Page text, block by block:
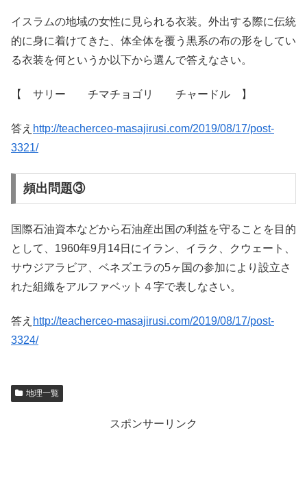
イスラムの地域の女性に見られる衣装。外出する際に伝統
的に身に着けてきた、体全体を覆う黒系の布の形をしてい
る衣装を何というか以下から選んで答えなさい。
【 サリー チマチョゴリ チャードル 】
答え http://teacherceo-masajirusi.com/2019/08/17/post-
3321/
頻出問題③
国際石油資本などから石油産出国の利益を守ることを目的
として、1960年9月14日にイラン、イラク、クウェート、
サウジアラビア、ベネズエラの5ヶ国の参加により設立さ
れた組織をアルファベット４字で表しなさい。
答え http://teacherceo-masajirusi.com/2019/08/17/post-
3324/
地理一覧
スポンサーリンク